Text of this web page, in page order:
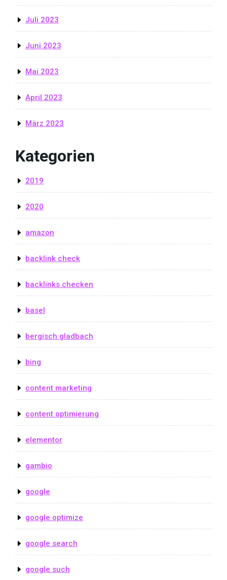
Juli 2023
Juni 2023
Mai 2023
April 2023
März 2023
Kategorien
2019
2020
amazon
backlink check
backlinks checken
basel
bergisch gladbach
bing
content marketing
content optimierung
elementor
gambio
google
google optimize
google search
google such